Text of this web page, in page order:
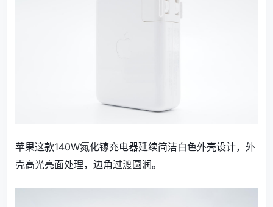
苹果这款140W氮化镓充电器延续简洁白色外壳设计，外
壳高光亮面处理，边角过渡圆润。